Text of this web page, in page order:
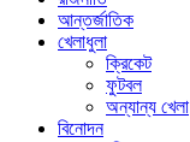
আন্তর্জাতিক
খেলাধুলা
ক্রিকেট
ফুটবল
অন্যান্য খেলা
বিনোদন